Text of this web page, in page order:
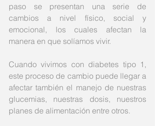
paso se presentan una serie de
cambios a nivel físico, social y
emocional, los cuales afectan la
manera en que solíamos vivir.
Cuando vivimos con diabetes tipo 1,
este proceso de cambio puede llegar a
afectar también el manejo de nuestras
glucemias, nuestras dosis, nuestros
planes de alimentación entre otros.